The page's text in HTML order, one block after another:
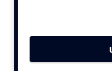
Contentmarketing